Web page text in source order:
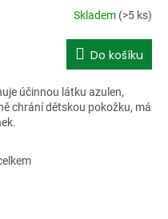
Skladem (>5 ks)
Do košíku
účinnou látku azulen,
chrání dětskou pokožku, má